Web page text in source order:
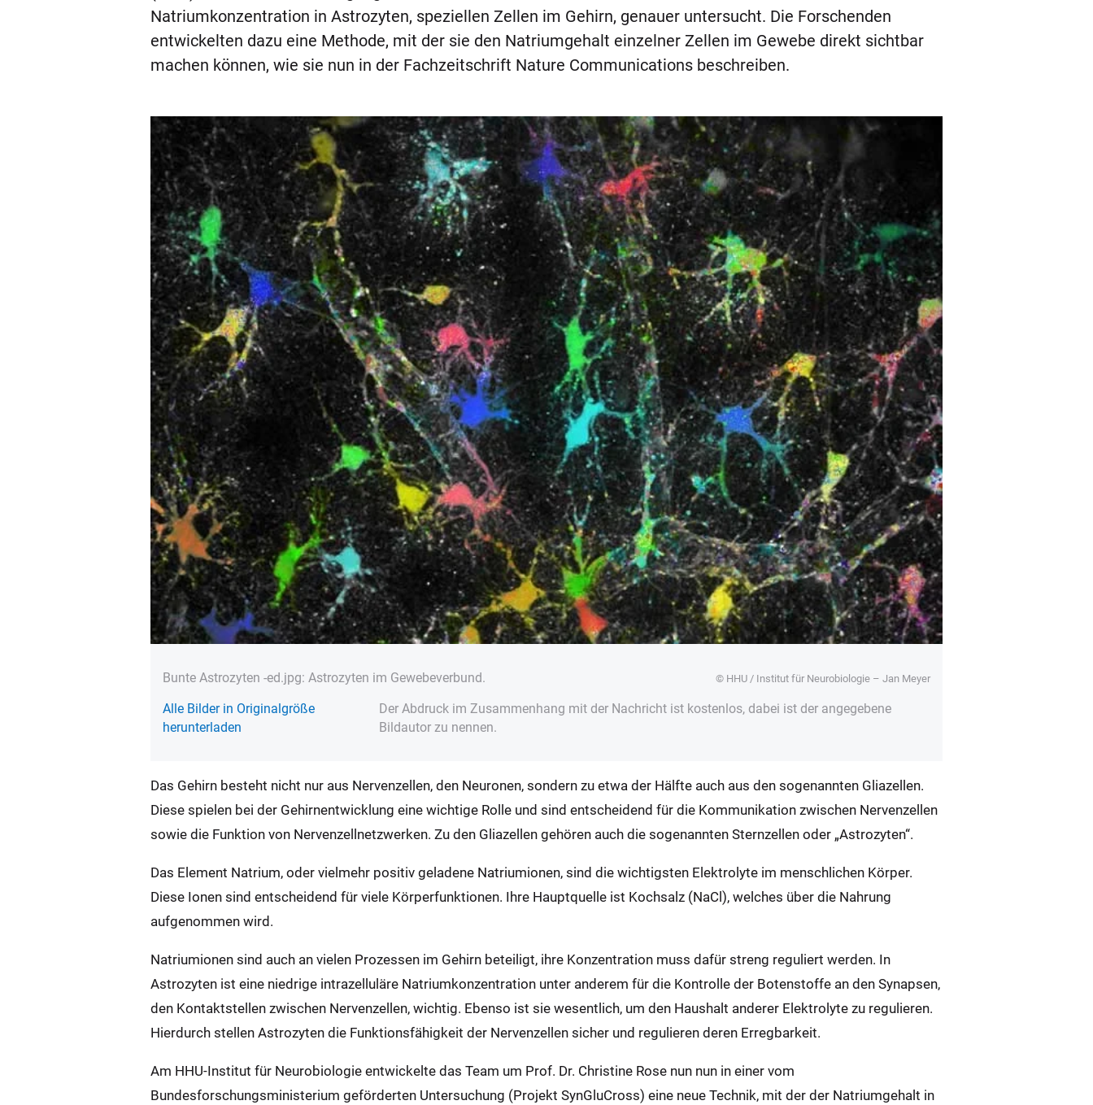
Natriumkonzentration in Astrozyten, speziellen Zellen im Gehirn, genauer untersucht. Die Forschenden
entwickelten dazu eine Methode, mit der sie den Natriumgehalt einzelner Zellen im Gewebe direkt sichtbar
machen können, wie sie nun in der Fachzeitschrift Nature Communications beschreiben.
Bunte Astrozyten -ed.jpg: Astrozyten im Gewebeverbund. © HHU / Institut für Neurobiologie – Jan Meyer
Alle Bilder in Originalgröße
herunterladen
Der Abdruck im Zusammenhang mit der Nachricht ist kostenlos, dabei ist der angegebene
Bildautor zu nennen.
Das Gehirn besteht nicht nur aus Nervenzellen, den Neuronen, sondern zu etwa der Hälfte auch aus den sogenannten Gliazellen.
Diese spielen bei der Gehirnentwicklung eine wichtige Rolle und sind entscheidend für die Kommunikation zwischen Nervenzellen
sowie die Funktion von Nervenzellnetzwerken. Zu den Gliazellen gehören auch die sogenannten Sternzellen oder „Astrozyten“.
Das Element Natrium, oder vielmehr positiv geladene Natriumionen, sind die wichtigsten Elektrolyte im menschlichen Körper.
Diese Ionen sind entscheidend für viele Körperfunktionen. Ihre Hauptquelle ist Kochsalz (NaCl), welches über die Nahrung
aufgenommen wird.
Natriumionen sind auch an vielen Prozessen im Gehirn beteiligt, ihre Konzentration muss dafür streng reguliert werden. In
Astrozyten ist eine niedrige intrazelluläre Natriumkonzentration unter anderem für die Kontrolle der Botenstoffe an den Synapsen,
den Kontaktstellen zwischen Nervenzellen, wichtig. Ebenso ist sie wesentlich, um den Haushalt anderer Elektrolyte zu regulieren.
Hierdurch stellen Astrozyten die Funktionsfähigkeit der Nervenzellen sicher und regulieren deren Erregbarkeit.
Am HHU-Institut für Neurobiologie entwickelte das Team um Prof. Dr. Christine Rose nun nun in einer vom
Bundesforschungsministerium geförderten Untersuchung (Projekt SynGluCross) eine neue Technik, mit der der Natriumgehalt in